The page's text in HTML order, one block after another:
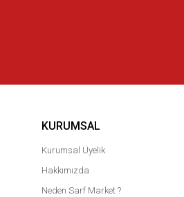
KURUMSAL
Kurumsal Üyelik
Hakkımızda
Neden Sarf Market ?